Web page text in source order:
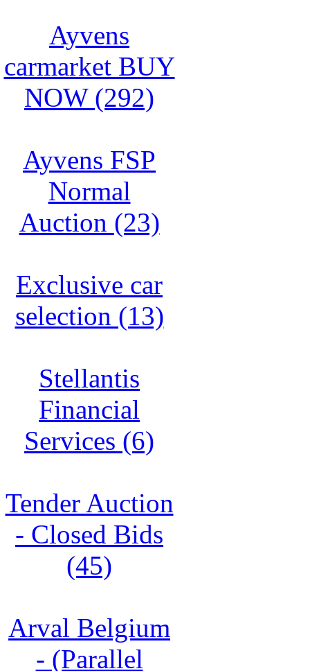
Ayvens
carmarket BUY
NOW (292)
Ayvens FSP
Normal
Auction (23)
Exclusive car
selection (13)
Stellantis
Financial
Services (6)
Tender Auction
- Closed Bids
(45)
Arval Belgium
- (Parallel